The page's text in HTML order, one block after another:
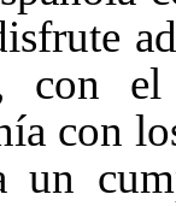
con
con
un